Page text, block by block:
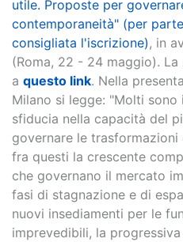
utile. Proposte per
contemporaneità" (per
consigliata l'iscrizione), in
(Roma, 22 - 24 maggio).
a questo link. Nella
Milano si legge: "Molti
sfiducia nella capacità del
governare le
fra questi la crescente
che governano il mercato
fasi di stagnazione e di
nuovi insediamenti per le
imprevedibili, la